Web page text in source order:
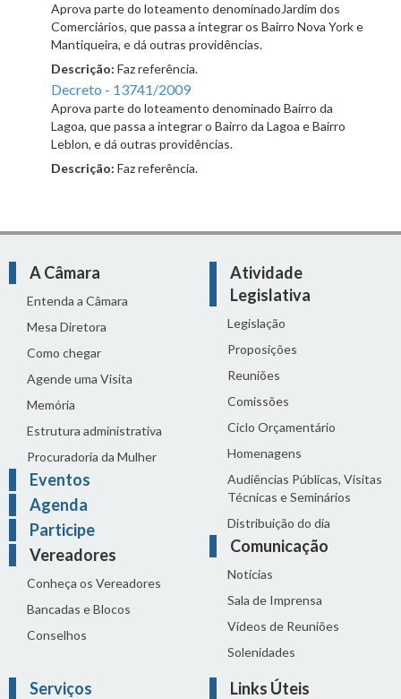
Aprova parte do loteamento denominadoJardim dos
Comerciários, que passa a integrar os Bairro Nova York e
Mantiqueira, e dá outras providências.
Descrição: Faz referência.
Decreto - 13741/2009
Aprova parte do loteamento denominado Bairro da
Lagoa, que passa a integrar o Bairro da Lagoa e Bairro
Leblon, e dá outras providências.
Descrição: Faz referência.
A Câmara
Entenda a Câmara
Mesa Diretora
Como chegar
Agende uma Visita
Memória
Estrutura administrativa
Procuradoria da Mulher
Eventos
Agenda
Participe
Vereadores
Conheça os Vereadores
Bancadas e Blocos
Conselhos
Atividade
Legislativa
Legislação
Proposições
Reuniões
Comissões
Ciclo Orçamentário
Homenagens
Audiências Públicas, Visitas
Técnicas e Seminários
Distribuição do dia
Comunicação
Notícias
Sala de Imprensa
Vídeos de Reuniões
Solenidades
Serviços Links Úteis